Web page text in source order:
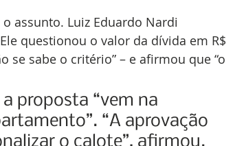
assunto. Luiz Eduardo Nardi
questionou o valor da dívida em R$
se sabe o critério” – e afirmou que “o
proposta “vem na
“A aprovação
o calote”, afirmou.